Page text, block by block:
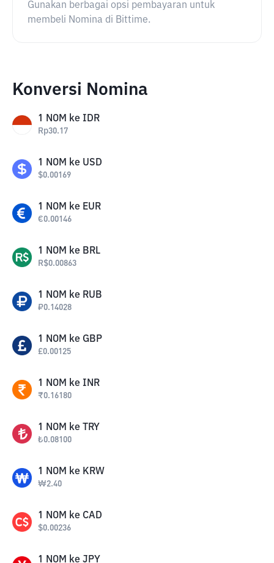
Gunakan berbagai opsi pembayaran untuk
membeli Nomina di Bittime.
Konversi Nomina
1 NOM ke IDR
Rp30.17
1 NOM ke USD
$0.00169
1 NOM ke EUR
€0.00146
1 NOM ke BRL
R$0.00863
1 NOM ke RUB
₽0.14028
1 NOM ke GBP
£0.00125
1 NOM ke INR
₹0.16180
1 NOM ke TRY
₺0.08100
1 NOM ke KRW
₩2.40
1 NOM ke CAD
$0.00236
1 NOM ke JPY